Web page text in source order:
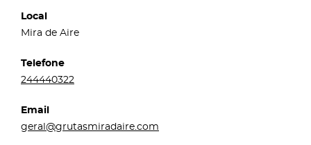
Local
Mira de Aire
Telefone
244440322
Email
geral@grutasmiradaire.com